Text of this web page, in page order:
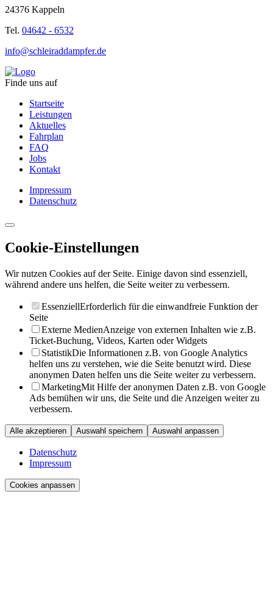
24376 Kappeln
Tel. 04642 - 6532
info@schleiraddampfer.de
Finde uns auf
Startseite
Leistungen
Aktuelles
Fahrplan
FAQ
Jobs
Kontakt
Impressum
Datenschutz
Cookie-Einstellungen
Wir nutzen Cookies auf der Seite. Einige davon sind essenziell,
während andere uns helfen, die Seite weiter zu verbessern.
EssenziellErforderlich für die einwandfreie Funktion der
Seite
Externe MedienAnzeige von externen Inhalten wie z.B.
Ticket-Buchung, Videos, Karten oder Widgets
StatistikDie Informationen z.B. von Google Analytics
helfen uns zu verstehen, wie die Seite benutzt wird. Diese
anonymen Daten helfen uns die Seite weiter zu verbessern.
MarketingMit Hilfe der anonymen Daten z.B. von Google
Ads bemühen wir uns, die Seite und die Anzeigen weiter zu
verbessern.
Alle akzeptieren Auswahl speichern Auswahl anpassen
Datenschutz
Impressum
Cookies anpassen